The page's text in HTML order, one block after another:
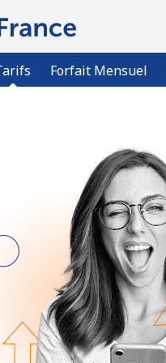
Forfait Mensuel